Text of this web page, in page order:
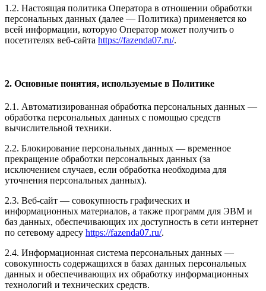
1.2. Настоящая политика Оператора в отношении обработки
персональных данных (далее — Политика) применяется ко
всей информации, которую Оператор может получить о
посетителях веб-сайта https://fazenda07.ru/.
2. Основные понятия, используемые в Политике
2.1. Автоматизированная обработка персональных данных —
обработка персональных данных с помощью средств
вычислительной техники.
2.2. Блокирование персональных данных — временное
прекращение обработки персональных данных (за
исключением случаев, если обработка необходима для
уточнения персональных данных).
2.3. Веб-сайт — совокупность графических и
информационных материалов, а также программ для ЭВМ и
баз данных, обеспечивающих их доступность в сети интернет
по сетевому адресу https://fazenda07.ru/.
2.4. Информационная система персональных данных —
совокупность содержащихся в базах данных персональных
данных и обеспечивающих их обработку информационных
технологий и технических средств.